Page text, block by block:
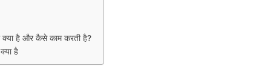
है और कैसे काम करती है?
है